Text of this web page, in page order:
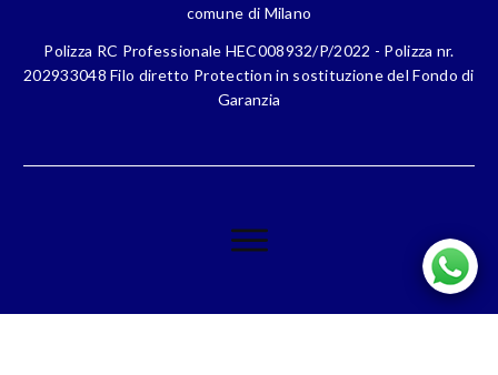
comune di Milano
Polizza RC Professionale HEC008932/P/2022 - Polizza nr.
202933048 Filo diretto Protection in sostituzione del Fondo di
Garanzia